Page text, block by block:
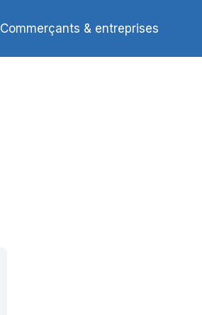
Commerçants & entreprises